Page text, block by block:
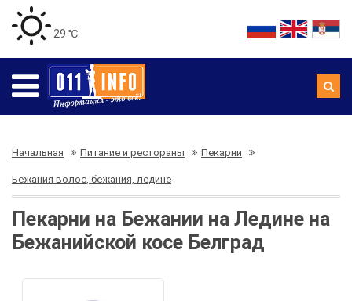
29 ℃
Начальная Питание и рестораны Пекарни
Бежания волос, бежания, ледине
Пекарни на Бежании на Ледине на
Бежанийской косе Белград